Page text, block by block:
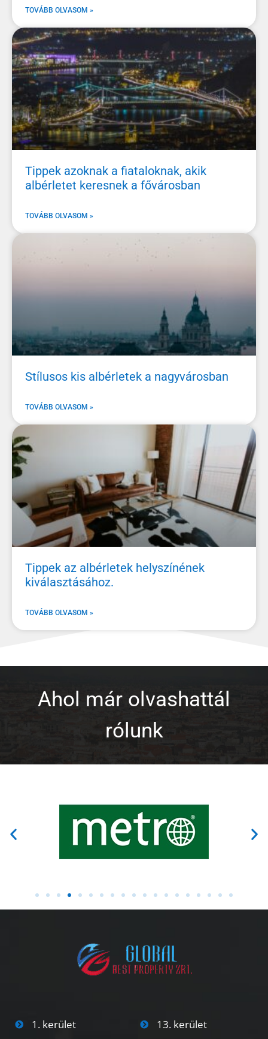
TOVÁBB OLVASOM »
Tippek azoknak a fiataloknak, akik
albérletet keresnek a fővárosban
TOVÁBB OLVASOM »
Stílusos kis albérletek a nagyvárosban
TOVÁBB OLVASOM »
Tippek az albérletek helyszínének
kiválasztásához.
TOVÁBB OLVASOM »
Ahol már olvashattál
rólunk
1. kerület
13. kerület